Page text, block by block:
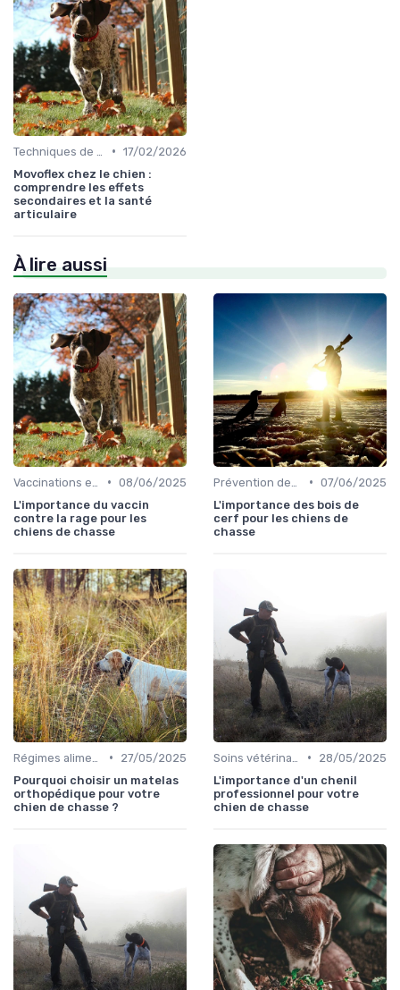
• 17/02/2026
Movoflex chez le chien :
comprendre les effets
secondaires et la santé
articulaire
À lire aussi
• 08/06/2025
L'importance du vaccin
contre la rage pour les
chiens de chasse
• 07/06/2025
L'importance des bois de
cerf pour les chiens de
chasse
•
27/05/2025
Pourquoi choisir un matelas
orthopédique pour votre
chien de chasse ?
•
28/05/2025
L'importance d'un chenil
professionnel pour votre
chien de chasse